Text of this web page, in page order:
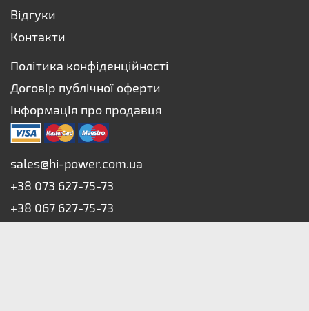
Відгуки
Контакти
Політика конфіденційності
Договір публічної оферти
Інформація про продавця
sales@hi-power.com.ua
+38 073 627-75-73
+38 067 627-75-73